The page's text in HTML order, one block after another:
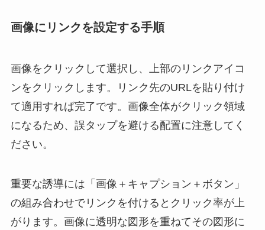
画像にリンクを設定する手順
画像をクリックして選択し、上部のリンクアイコ
ンをクリックします。リンク先のURLを貼り付け
て適用すれば完了です。画像全体がクリック領域
になるため、誤タップを避ける配置に注意してく
ださい。
重要な誘導には「画像＋キャプション＋ボタン」
の組み合わせでリンクを付けるとクリック率が上
がります。画像に透明な図形を重ねてその図形に